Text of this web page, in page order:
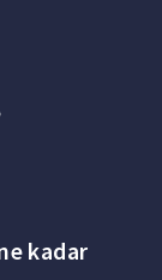
kadar